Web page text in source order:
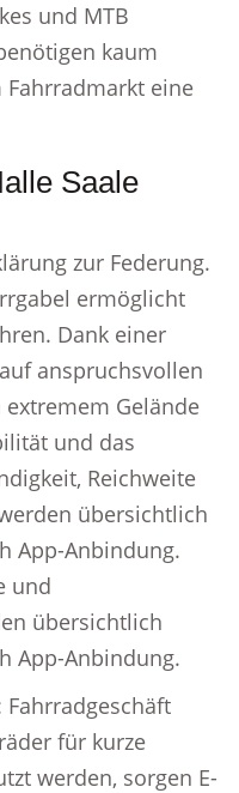
und MTB
kaum
eine
Saale
zur Federung.
ermöglicht
Dank einer
anspruchsvollen
Gelände
und das
Reichweite
übersichtlich
App-Anbindung.
und
übersichtlich
App-Anbindung.
Fahrradgeschäft
für kurze
werden, sorgen E-